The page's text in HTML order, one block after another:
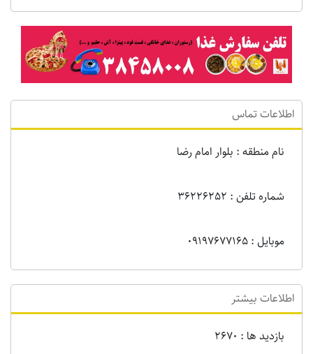
اطلاعات تماس
نام منطقه : بلوار امام رضا
شماره تلفن : 36226252
موبایل : 09197677165
اطلاعات بیشتر
بازدید ها : 2670